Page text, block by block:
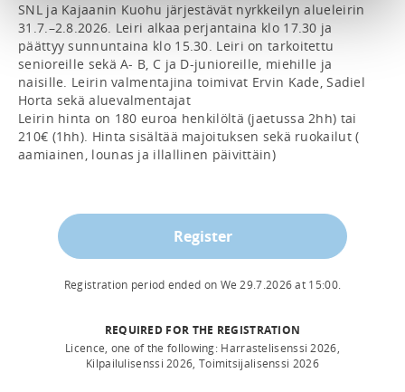
SNL ja Kajaanin Kuohu järjestävät nyrkkeilyn alueleirin
31.7.–2.8.2026. Leiri alkaa perjantaina klo 17.30 ja
päättyy sunnuntaina klo 15.30. Leiri on tarkoitettu
senioreille sekä A- B, C ja D-junioreille, miehille ja
naisille. Leirin valmentajina toimivat Ervin Kade, Sadiel
Horta sekä aluevalmentajat
Leirin hinta on 180 euroa henkilöltä (jaetussa 2hh) tai
210€ (1hh). Hinta sisältää majoituksen sekä ruokailut (
aamiainen, lounas ja illallinen päivittäin)
Register
Registration period ended on We 29.7.2026at 15:00.
REQUIRED FOR THE REGISTRATION
Licence, one of the following: Harrastelisenssi 2026,
Kilpailulisenssi 2026, Toimitsijalisenssi 2026